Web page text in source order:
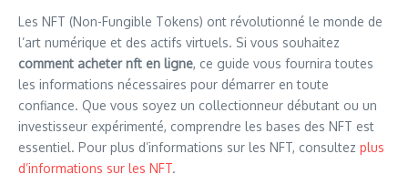
Les NFT (Non-Fungible Tokens) ont révolutionné le monde de
l’art numérique et des actifs virtuels. Si vous souhaitez
comment acheter nft en ligne, ce guide vous fournira toutes
les informations nécessaires pour démarrer en toute
confiance. Que vous soyez un collectionneur débutant ou un
investisseur expérimenté, comprendre les bases des NFT est
essentiel. Pour plus d’informations sur les NFT, consultez plus
d’informations sur les NFT.